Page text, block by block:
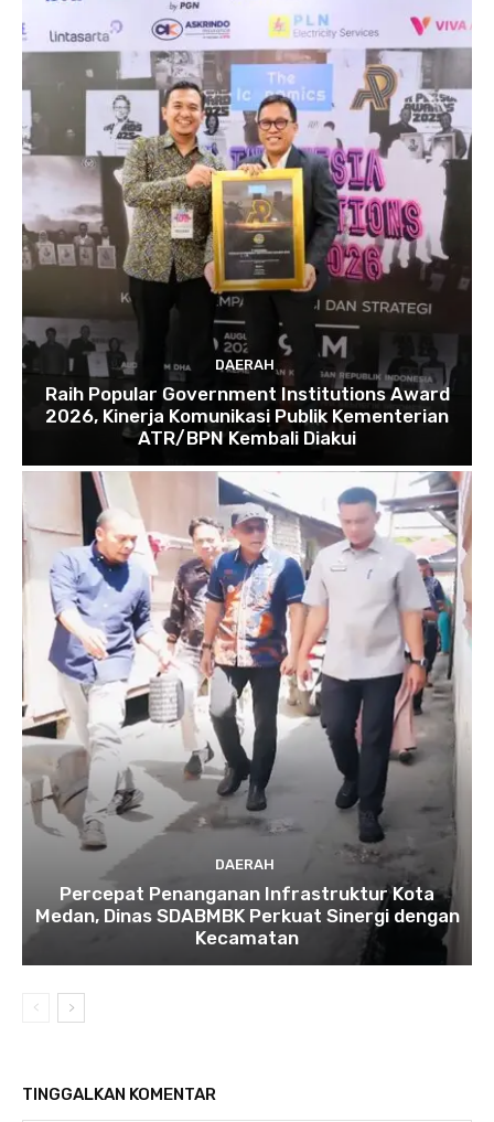
DAERAH
Raih Popular Government Institutions Award
2026, Kinerja Komunikasi Publik Kementerian
ATR/BPN Kembali Diakui
DAERAH
Percepat Penanganan Infrastruktur Kota
Medan, Dinas SDABMBK Perkuat Sinergi dengan
Kecamatan
TINGGALKAN KOMENTAR